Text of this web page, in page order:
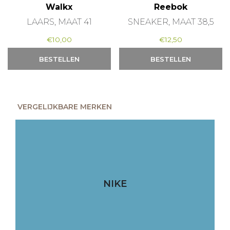
Walkx
LAARS, MAAT 41
€10,00
BESTELLEN
Reebok
SNEAKER, MAAT 38,5
€12,50
BESTELLEN
VERGELIJKBARE MERKEN
NIKE